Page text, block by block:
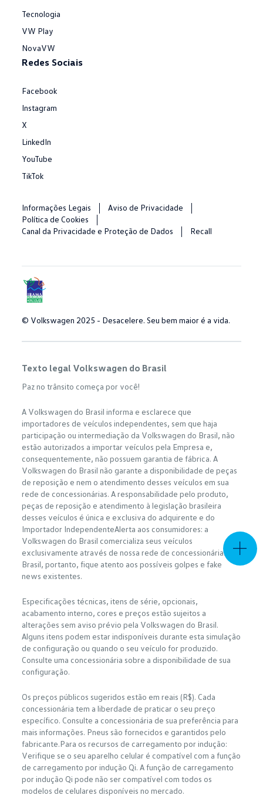
Tecnologia
VW Play
NovaVW
Redes Sociais
Facebook
Instagram
X
LinkedIn
YouTube
TikTok
Informações Legais
Aviso de Privacidade
Política de Cookies
Canal da Privacidade e Proteção de Dados
Recall
© Volkswagen 2025 - Desacelere. Seu bem maior é a vida.
Texto legal Volkswagen do Brasil
Paz no trânsito começa por você!
A Volkswagen do Brasil informa e esclarece que
importadores de veículos independentes, sem que haja
participação ou intermediação da Volkswagen do Brasil, não
estão autorizados a importar veículos pela Empresa e,
consequentemente, não possuem garantia de fábrica. A
Volkswagen do Brasil não garante a disponibilidade de peças
de reposição e nem o atendimento desses veículos em sua
rede de concessionárias. A responsabilidade pelo produto,
peças de reposição e atendimento à legislação brasileira
desses veículos é única e exclusiva do adquirente e do
Importador IndependenteAlerta aos consumidores: a
Volkswagen do Brasil comercializa seus veículos
exclusivamente através de nossa rede de concessionárias no
Brasil, portanto, fique atento aos possíveis golpes e fake
news existentes.
Especificações técnicas, itens de série, opcionais,
acabamento interno, cores e preços estão sujeitos a
alterações sem aviso prévio pela Volkswagen do Brasil.
Alguns itens podem estar indisponíveis durante esta simulação
de configuração ou quando o seu veículo for produzido.
Consulte uma concessionária sobre a disponibilidade de sua
configuração.
Os preços públicos sugeridos estão em reais (R$). Cada
concessionária tem a liberdade de praticar o seu preço
específico. Consulte a concessionária de sua preferência para
mais informações. Pneus são fornecidos e garantidos pelo
fabricante.Para os recursos de carregamento por indução:
Verifique se o seu aparelho celular é compatível com a função
de carregamento por indução Qi. A função de carregamento
por indução Qi pode não ser compatível com todos os
modelos de celulares disponíveis no mercado.